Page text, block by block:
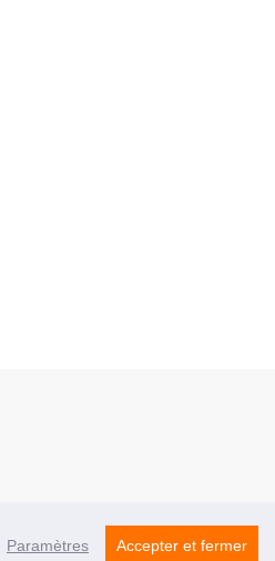
Paramètres Accepter et fermer